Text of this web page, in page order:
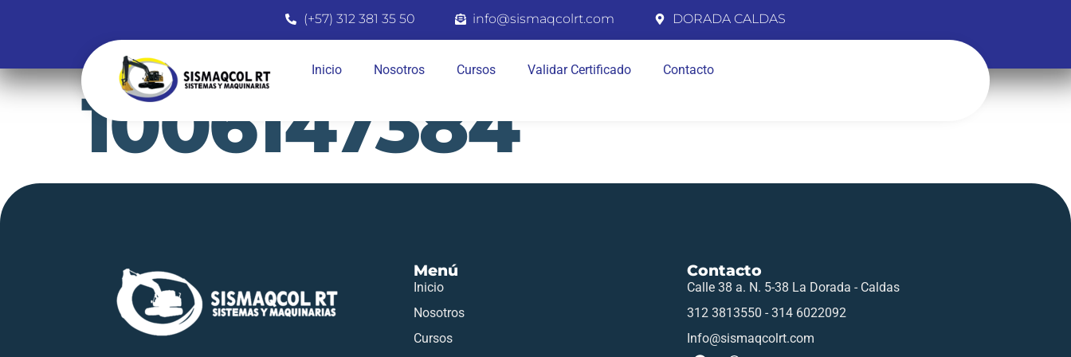
(+57) 312 381 35 50 info@sismaqcolrt.com DORADA CALDAS
Inicio Nosotros Cursos Validar Certificado Contacto
1006147384
Menú
Inicio
Nosotros
Cursos
Contacto
Calle 38 a. N. 5-38 La Dorada - Caldas
312 3813550 - 314 6022092
Info@sismaqcolrt.com